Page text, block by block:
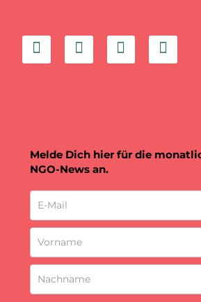
Melde Dich hier für die
NGO-News an.